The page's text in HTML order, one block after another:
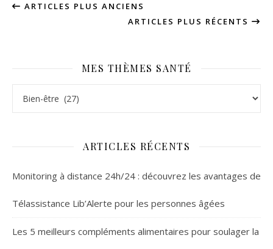
ARTICLES PLUS ANCIENS
ARTICLES PLUS RÉCENTS
MES THÈMES SANTÉ
ARTICLES RÉCENTS
Monitoring à distance 24h/24 : découvrez les avantages de
Télassistance Lib’Alerte pour les personnes âgées
Les 5 meilleurs compléments alimentaires pour soulager la